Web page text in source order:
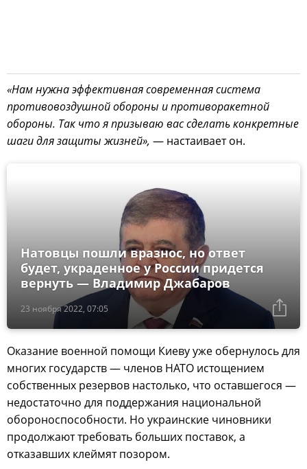
«Нам нужна эффективная современная система
противовоздушной обороны и противоракетной
обороны. Так что я призываю вас сделать конкретные
шаги для защиты жизней», — настаивает он.
23 ноября 2022, 07:05
Натовцы пошли вразнос, но ответ
будет, украденное у России придется
вернуть — Владимир Джабаров
Оказание военной помощи Киеву уже обернулось для
многих государств — членов НАТО истощением
собственных резервов настолько, что оставшегося —
недостаточно для поддержания национальной
обороноспособности. Но украинские чиновники
продолжают требовать больших поставок, а
отказавших клеймят позором.